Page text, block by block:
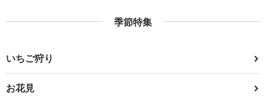
季節特集
いちご狩り
お花見